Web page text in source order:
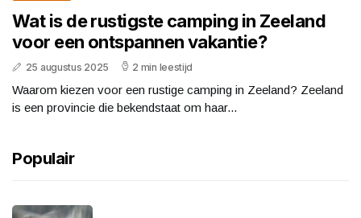
Wat is de rustigste camping in Zeeland
voor een ontspannen vakantie?
25 augustus 2025 2 min leestijd
Waarom kiezen voor een rustige camping in Zeeland? Zeeland
is een provincie die bekendstaat om haar...
Populair